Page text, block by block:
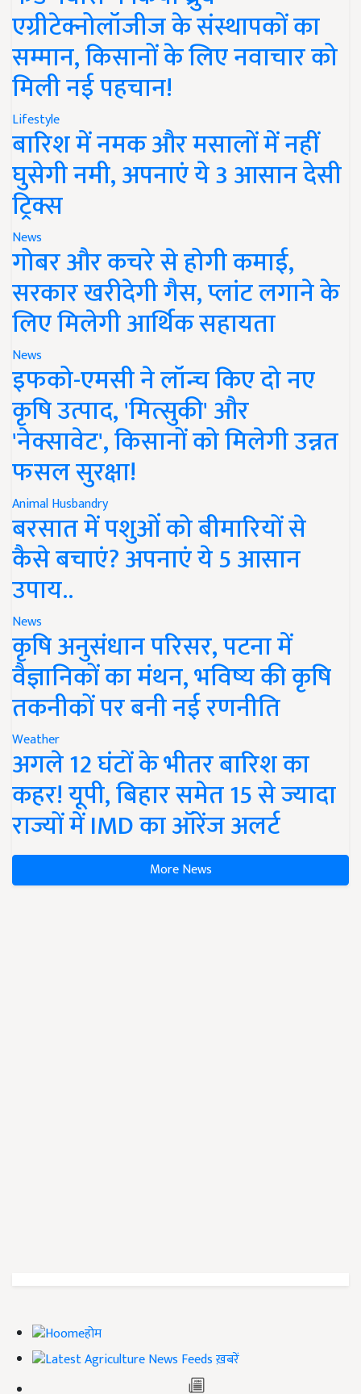
एग्रीटेक्नोलॉजीज के संस्थापकों का
सम्मान, किसानों के लिए नवाचार को
मिली नई पहचान!
Lifestyle
बारिश में नमक और मसालों में नहीं
घुसेगी नमी, अपनाएं ये 3 आसान देसी
ट्रिक्स
News
गोबर और कचरे से होगी कमाई,
सरकार खरीदेगी गैस, प्लांट लगाने के
लिए मिलेगी आर्थिक सहायता
News
इफको-एमसी ने लॉन्च किए दो नए
कृषि उत्पाद, 'मित्सुकी' और
'नेक्सावेट', किसानों को मिलेगी उन्नत
फसल सुरक्षा!
Animal Husbandry
बरसात में पशुओं को बीमारियों से
कैसे बचाएं? अपनाएं ये 5 आसान
उपाय..
News
कृषि अनुसंधान परिसर, पटना में
वैज्ञानिकों का मंथन, भविष्य की कृषि
तकनीकों पर बनी नई रणनीति
Weather
अगले 12 घंटों के भीतर बारिश का
कहर! यूपी, बिहार समेत 15 से ज्यादा
राज्यों में IMD का ऑरेंज अलर्ट
More News
होम
ख़बरें